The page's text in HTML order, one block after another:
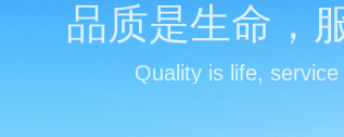
品质是生命，
Quality is life,